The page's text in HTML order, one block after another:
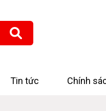
Tin tức Chính